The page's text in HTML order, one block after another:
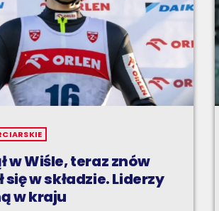
w Wiśle, teraz znów
się w składzie. Liderzy
w kraju